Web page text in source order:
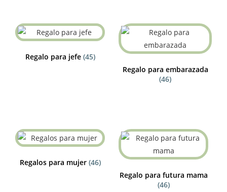
Regalo para jefe (45)
Regalo para embarazada
(46)
Regalos para mujer (46)
Regalo para futura mama
(46)